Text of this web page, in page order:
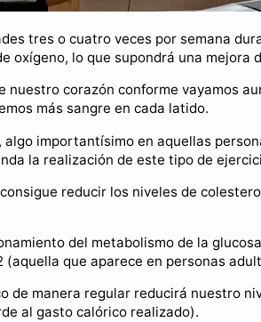
tres o cuatro veces por semana
oxígeno, lo que supondrá una mejora
nuestro corazón conforme vayamos
más sangre en cada latido.
importantísimo en aquellas
la realización de este tipo de
reducir los niveles de
del metabolismo de la
que aparece en personas
de manera regular reducirá nuestro
al gasto calórico realizado).